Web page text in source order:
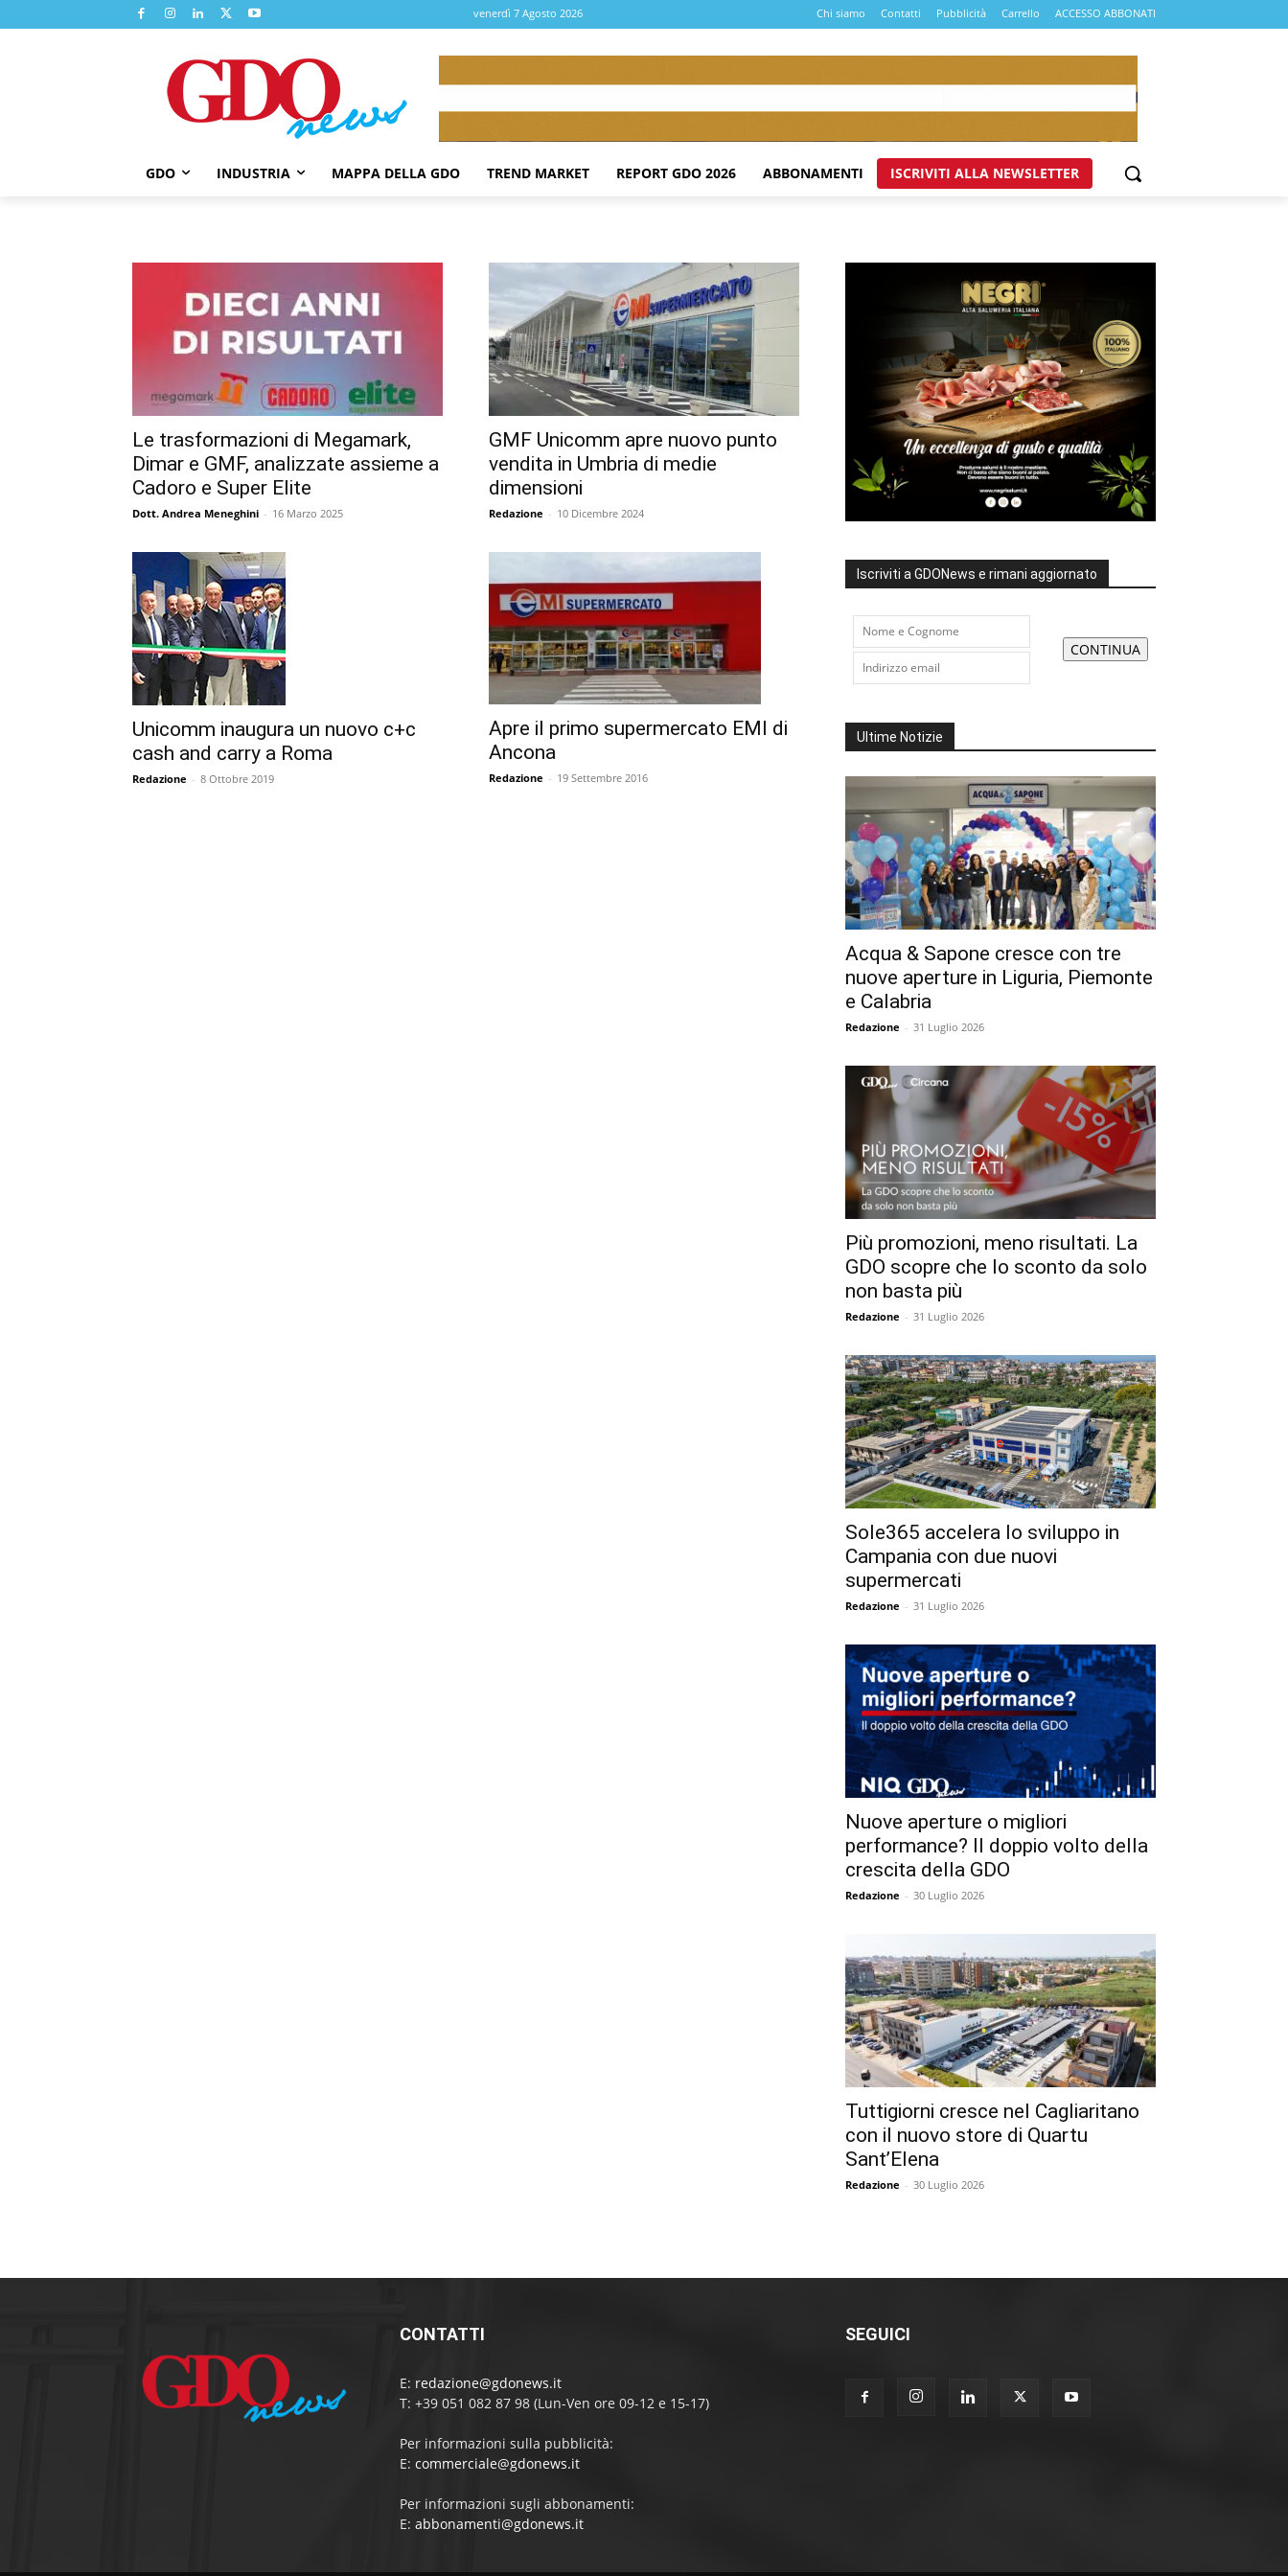
venerdì 7 Agosto 2026 Chi siamo Contatti Pubblicità Carrello ACCESSO ABBONATI
GDO INDUSTRIA MAPPA DELLA GDO TREND MARKET REPORT GDO 2026 ABBONAMENTI ISCRIVITI ALLA NEWSLETTER
Le trasformazioni di Megamark,
Dimar e GMF, analizzate assieme a
Cadoro e Super Elite
Dott. Andrea Meneghini - 16 Marzo 2025
GMF Unicomm apre nuovo punto
vendita in Umbria di medie
dimensioni
Redazione - 10 Dicembre 2024
Unicomm inaugura un nuovo c+c
cash and carry a Roma
Redazione - 8 Ottobre 2019
Apre il primo supermercato EMI di
Ancona
Redazione - 19 Settembre 2016
Iscriviti a GDONews e rimani aggiornato
Ultime Notizie
Acqua & Sapone cresce con tre
nuove aperture in Liguria, Piemonte
e Calabria
Redazione - 31 Luglio 2026
Più promozioni, meno risultati. La
GDO scopre che lo sconto da solo
non basta più
Redazione - 31 Luglio 2026
Sole365 accelera lo sviluppo in
Campania con due nuovi
supermercati
Redazione - 31 Luglio 2026
Nuove aperture o migliori
performance? Il doppio volto della
crescita della GDO
Redazione - 30 Luglio 2026
Tuttigiorni cresce nel Cagliaritano
con il nuovo store di Quartu
Sant’Elena
Redazione - 30 Luglio 2026
CONTATTI
E: redazione@gdonews.it
T: +39 051 082 87 98 (Lun-Ven ore 09-12 e 15-17)
Per informazioni sulla pubblicità:
E: commerciale@gdonews.it
Per informazioni sugli abbonamenti:
E: abbonamenti@gdonews.it
SEGUICI